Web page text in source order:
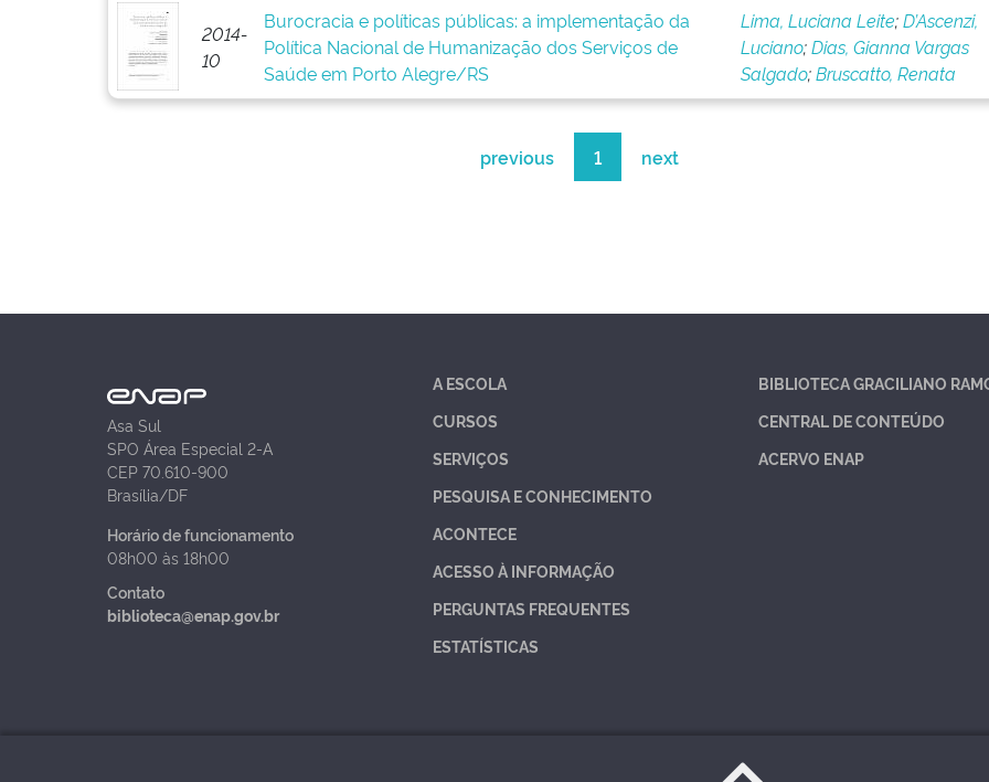
2014-
10
Burocracia e políticas públicas: a implementação da
Política Nacional de Humanização dos Serviços de
Saúde em Porto Alegre/RS
Lima, Luciana Leite;D’Ascenzi,
Luciano;Dias, Gianna Vargas
Salgado;Bruscatto, Renata
previous 1 next
Asa Sul
SPO Área Especial 2-A
CEP 70.610-900
Brasília/DF
Horário de funcionamento
08h00 às 18h00
Contato
biblioteca@enap.gov.br
A ESCOLA
CURSOS
SERVIÇOS
PESQUISA E CONHECIMENTO
ACONTECE
ACESSO À INFORMAÇÃO
PERGUNTAS FREQUENTES
ESTATÍSTICAS
BIBLIOTECA GRACILIANO
CENTRAL DE CONTEÚDO
ACERVO ENAP